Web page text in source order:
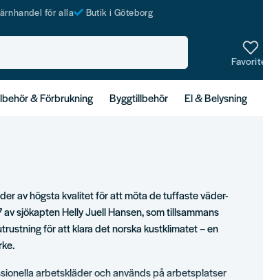
för alla Butik i Göteborg
& Förbrukning Byggtillbehör El & Belysning
av högsta kvalitet för att möta de tuffaste väder-
sjökapten Helly Juell Hansen, som tillsammans
för att klara det norska kustklimatet – en
arbetskläder och används på arbetsplatser